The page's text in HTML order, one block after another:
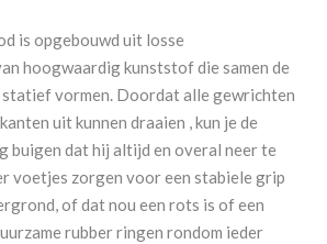
is opgebouwd uit losse
hoogwaardig kunststof die samen de
vormen. Doordat alle gewrichten
uit kunnen draaien , kun je de
buigen dat hij altijd en overal neer te
voetjes zorgen voor een stabiele grip
of dat nou een rots is of een
rubber ringen rondom ieder